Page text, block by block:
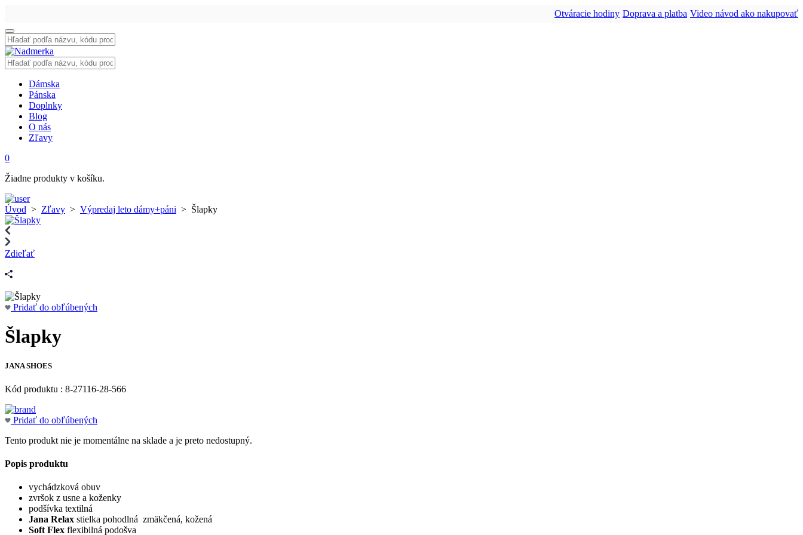
Otváracie hodiny Doprava a platba Video návod ako nakupovať
Vyhľadať:
Vyhľadať:
Dámska
Pánska
Doplnky
Blog
O nás
Zľavy
0
Žiadne produkty v košíku.
Úvod > Zľavy > Výpredaj leto dámy+páni > Šlapky
Zdieľať
Pridať do obľúbených
Šlapky
JANA SHOES
Kód produktu : 8-27116-28-566
Pridať do obľúbených
Tento produkt nie je momentálne na sklade a je preto nedostupný.
Popis produktu
vychádzková obuv
zvršok z usne a koženky
podšívka textilná
Jana Relax stielka pohodlná zmäkčená, kožená
Soft Flex flexibilná podošva